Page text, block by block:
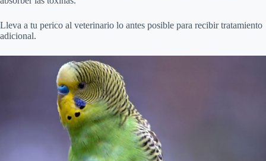
Lleva a tu perico al veterinario lo antes posible para recibir tratamiento
adicional.